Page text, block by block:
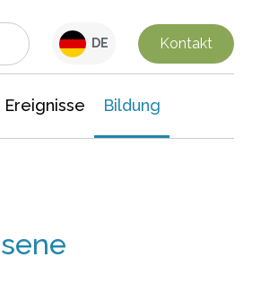
DE Kontakt
Ereignisse Bildung